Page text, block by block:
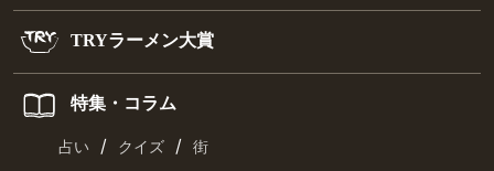
TRYラーメン大賞
特集・コラム
占い / クイズ / 街